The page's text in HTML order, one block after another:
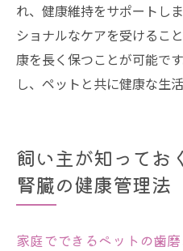
れ、健康維持をサポートし
ショナルなケアを受けるこ
康を長く保つことが可能で
し、ペットと共に健康な生
飼い主が知ってお
腎臓の健康管理法
家庭でできるペットの歯